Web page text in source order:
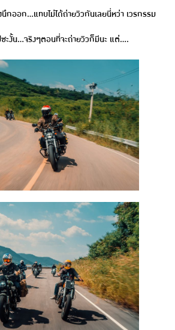
กออก…แทบไม่ได้ถ่ายวิวกันเลยนี่หว่า เวรกรรม
ะงั้น…จริงๆตอนที่จะถ่ายวิวก็มีนะ แต่….